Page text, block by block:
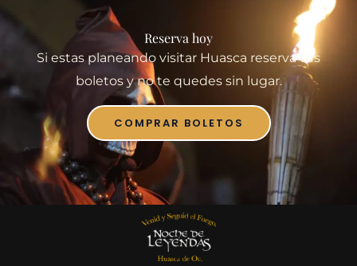
Reserva hoy
Si estas planeando visitar Huasca reserva tus
boletos y no te quedes sin lugar.
COMPRAR BOLETOS